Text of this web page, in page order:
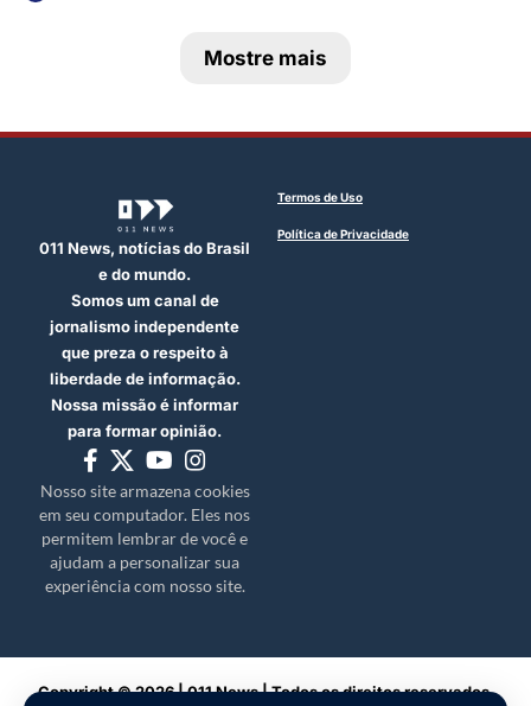
Mostre mais
011 News, notícias do Brasil
e do mundo.
Somos um canal de
jornalismo independente
que preza o respeito à
liberdade de informação.
Nossa missão é informar
para formar opinião.
Nosso site armazena cookies
em seu computador. Eles nos
permitem lembrar de você e
ajudam a personalizar sua
experiência com nosso site.
Termos de Uso
Política de Privacidade
Copyright © 2026 | 011 News | Todos os direitos reservados.